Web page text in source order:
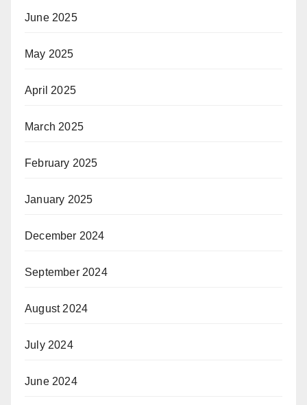
June 2025
May 2025
April 2025
March 2025
February 2025
January 2025
December 2024
September 2024
August 2024
July 2024
June 2024